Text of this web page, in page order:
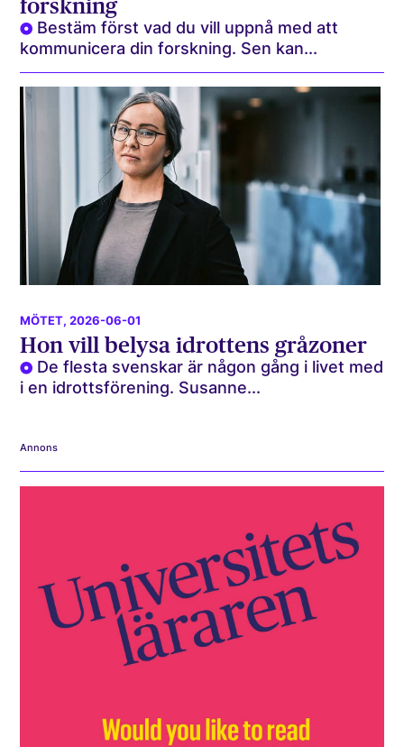
forskning
Bestäm först vad du vill uppnå med att
kommunicera din forskning. Sen kan...
MÖTET, 2026-06-01
Hon vill belysa idrottens gråzoner
De flesta svenskar är någon gång i livet med
i en idrottsförening. Susanne...
Annons